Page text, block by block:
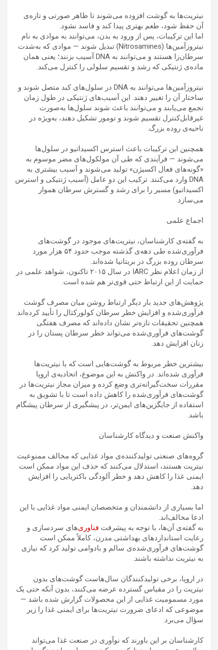
نیتریت‌ها به گوشت افزوده می‌شوند تا ظاهر صورتی و تازه‌ی
آن حفظ شود، طعم بهتری پیدا کند و فاسد نشود.
اما این ترکیبات، پس از ورود به بدن، می‌توانند به موادی به نام
نیتروزآمین‌ها (Nitrosamines) تبدیل شوند — موادی که به‌شدت
سرطان‌زا هستند و می‌توانند به DNA آسیب بزنند؛ یعنی همان
ماده‌ی ژنتیکی که رشد و تقسیم سلولی را کنترل می‌کند.
نیتروزآمین‌ها می‌توانند به DNA در سلول‌های کبد متصل شوند و
ساختار آن را تغییر دهند. این آسیب‌های ژنتیکی در طول زمان
تجمع می‌یابند و می‌توانند باعث شوند سلول‌ها به‌صورت
غیرقابل‌کنترل تقسیم شوند و تومور تشکیل دهند، به‌ویژه در
ناحیه‌ی روده بزرگ.
همچنین این ترکیبات باعث استرس اکسیداتیو در سلول‌ها
می‌شوند — فرآیندی که طی آن مولکول‌های مضر موسوم به
«گونه‌های فعال اکسیژن» تولید می‌شوند و آسیب بیشتری به
DNA وارد می‌کنند. ترکیب این دو عامل (آسیب ژنتیکی و استرس
اکسیداتیو) مسیر را برای رشد و گسترش سرطان هموار
می‌سازد.
اجماع علمی
به گفته‌ی کارشناسان، نیتریت‌های موجود در گوشت‌های
فرآوری‌شده طی دهه‌ی گذشته موجب حدود ۵۴ هزار مورد
سرطان روده بزرگ در بریتانیا شده‌اند.
از زمان اعلام نظر IARC در سال ۲۰۱۵ تاکنون، شواهد علمی در
حمایت از این ارتباط حتی قوی‌تر هم شده است.
پژوهش‌های جدید بار دیگر ارتباط روشن میان مصرف گوشت
فرآوری‌شده و افزایش خطر سرطان کولورکتال را تأیید کرده‌اند.
همچنین تحقیقات تازه‌تر نشان داده‌اند که مصرف هفتگی
گوشت‌های فرآوری‌شده می‌تواند خطر سرطان پستان را در
زنان افزایش دهد.
بیشترین خطر مربوط به گوشت‌هایی است که با نیتریت‌ها
فرآوری شده‌اند. در واکنش به این موضوع، اتحادیه‌ی اروپا
مقررات سخت‌گیرانه‌تری وضع کرده و میزان مجاز نیتریت‌ها در
گوشت‌های فرآوری‌شده را کاهش داده است تا با تشویق به
استفاده از جایگزین‌های ایمن‌تر، در پیشگیری از سرطان پیشگام
باشد.
واکنش صنعت و دیدگاه کارشناسان
گروه‌های صنعتی تولیدکننده‌ی مواد غذایی که مخالف ممنوعیت
نیتریت هستند، استدلال می‌کنند که حذف این مواد ممکن است
ایمنی غذا را کاهش دهد و خطر آلودگی باکتریایی را افزایش
دهد.
اما بسیاری از دانشمندان و متخصصان ایمنی مواد غذایی با این
ادعا مخالف‌اند.
به گفته‌ی آن‌ها، با توجه به پیشرفت فناوری‌های سردسازی و
رعایت استانداردهای بهداشتی مدرن، کاملاً ممکن است
گوشت‌های فرآوری‌شده‌ی سالم و بادوامی تولید کرد که نیازی
به نیتریت نداشته باشند.
در اروپا، برخی تولیدکنندگان سال‌هاست گوشت‌های بدون
نیتریت را در مقیاس گسترده عرضه می‌کنند، بدون آنکه حتی یک
مورد مسمومیت غذایی از این محصولات گزارش شده باشد —
موضوعی که ادعای ضرورت نیتریت‌ها برای ایمنی غذا را زیر
سؤال می‌برد.
کارشناسان بر این باورند که نوآوری در صنعت غذا می‌تواند